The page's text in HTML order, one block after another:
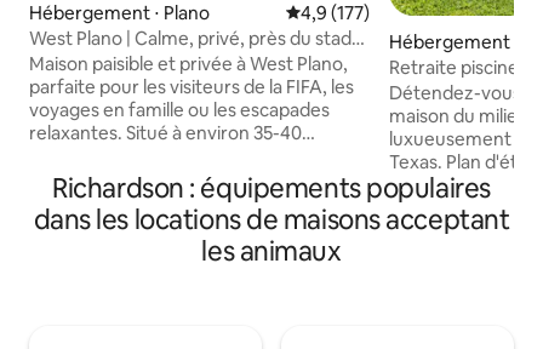
Hébergement ⋅ Plano Évaluation moyenne sur la
4,9 (177)
West Plano | Calme, privé, près du stade
AT&T
Maison paisible et privée à West Plano,
parfaite pour les visiteurs de la FIFA, les
voyages en famille ou les escapades
relaxantes. Situé à environ 35-40
accès facile à Legacy West, Grandscape,
aux magasins et aux restaurants. Les
voyageurs bénéficient d'un accès privé à
2 chambres, à un espace de travail, à une
Hébergement ⋅
Retraite piscine
Détendez-vous
maison du milieu
luxueusement
Texas. Plan d'étage ouvert avec
3 chambres, 2
rénovées, belle
et barbecue
Richardson : équipements populaires
dans les locations de maisons acceptant
les animaux